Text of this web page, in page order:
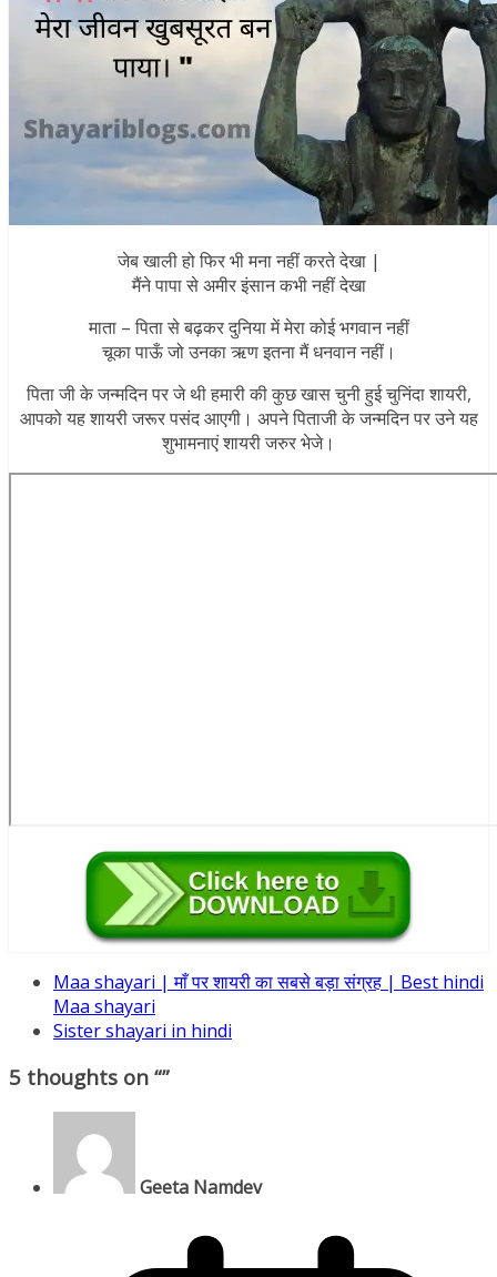
जेब खाली हो फिर भी मना नहीं करते देखा |
मैंने पापा से अमीर इंसान कभी नहीं देखा
माता – पिता से बढ़कर दुनिया में मेरा कोई भगवान नहीं
चूका पाऊँ जो उनका ऋण इतना मैं धनवान नहीं।
पिता जी के जन्मदिन पर जे थी हमारीकी कुछ खास चुनी हुई चुनिंदा शायरी,
आपको यह शायरी जरूर पसंद आएगी। अपने पिताजी के जन्मदिन पर उने यह
शुभामनाएं शायरी जरुर भेजे।
Maa shayari | माँ पर शायरी का सबसे बड़ा संग्रह | Best hindi
Maa shayari
Sister shayari in hindi
5 thoughts on “”
Geeta Namdev